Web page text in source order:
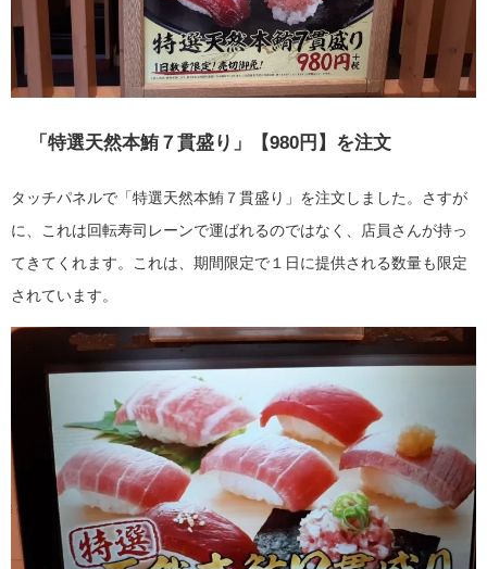
「特選天然本鮪７貫盛り」【980円】を注文
タッチパネルで「特選天然本鮪７貫盛り」を注文しました。さすが
に、これは回転寿司レーンで運ばれるのではなく、店員さんが持っ
てきてくれます。これは、期間限定で１日に提供される数量も限定
されています。